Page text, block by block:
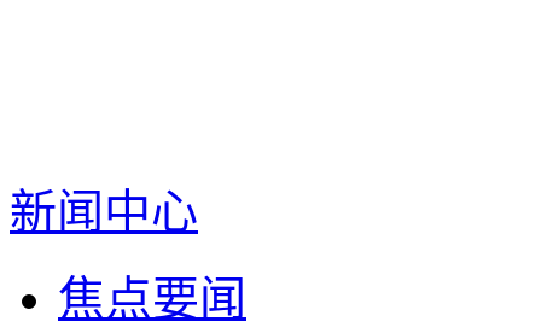
新闻中心
焦点要闻